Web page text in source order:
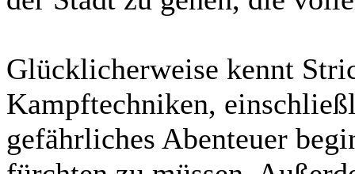
Glücklicherweise kennt
Kampftechniken,
gefährliches Abenteuer